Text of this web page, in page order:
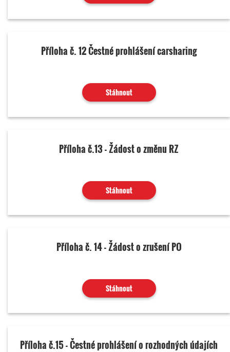
Příloha č. 12 Čestné prohlášení carsharing
Stáhnout
Příloha č.13 - Žádost o změnu RZ
Stáhnout
Příloha č. 14 - Žádost o zrušení PO
Stáhnout
Příloha č.15 - Čestné prohlášení o rozhodných údajích